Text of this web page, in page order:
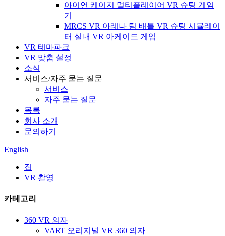
아이언 케이지 멀티플레이어 VR 슈팅 게임
기
MRCS VR 아레나 팀 배틀 VR 슈팅 시뮬레이
터 실내 VR 아케이드 게임
VR 테마파크
VR 맞춤 설정
소식
서비스/자주 묻는 질문
서비스
자주 묻는 질문
목록
회사 소개
문의하기
English
집
VR 촬영
카테고리
360 VR 의자
VART 오리지널 VR 360 의자